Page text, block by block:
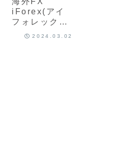
iForex(アイ
フォレックス)
の最新の口座
2024.03.02